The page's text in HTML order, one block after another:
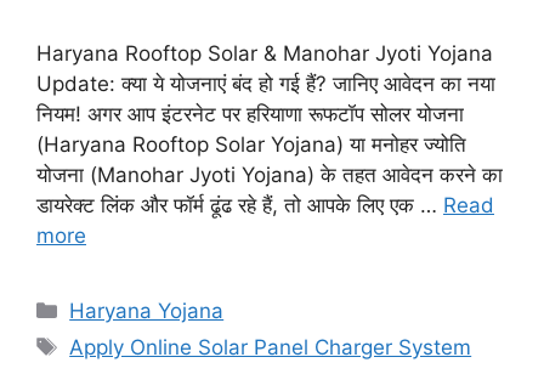
Haryana Rooftop Solar & Manohar Jyoti Yojana
Update: क्या ये योजनाएं बंद हो गई हैं? जानिए आवेदन का नया
नियम! अगर आप इंटरनेट पर हरियाणा रूफटॉप सोलर योजना
(Haryana Rooftop Solar Yojana) या मनोहर ज्योति
योजना (Manohar Jyoti Yojana) के तहत आवेदन करने का
डायरेक्ट लिंक और फॉर्म ढूंढ रहे हैं, तो आपके लिए एक … Read
more
Categories
Haryana Yojana
Tags
Apply Online Solar Panel Charger System